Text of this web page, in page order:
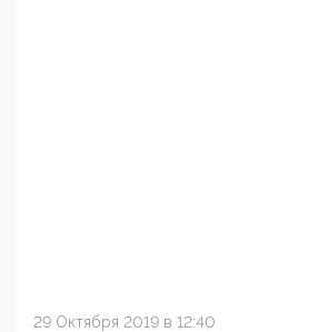
29 Октября 2019 в 12:40